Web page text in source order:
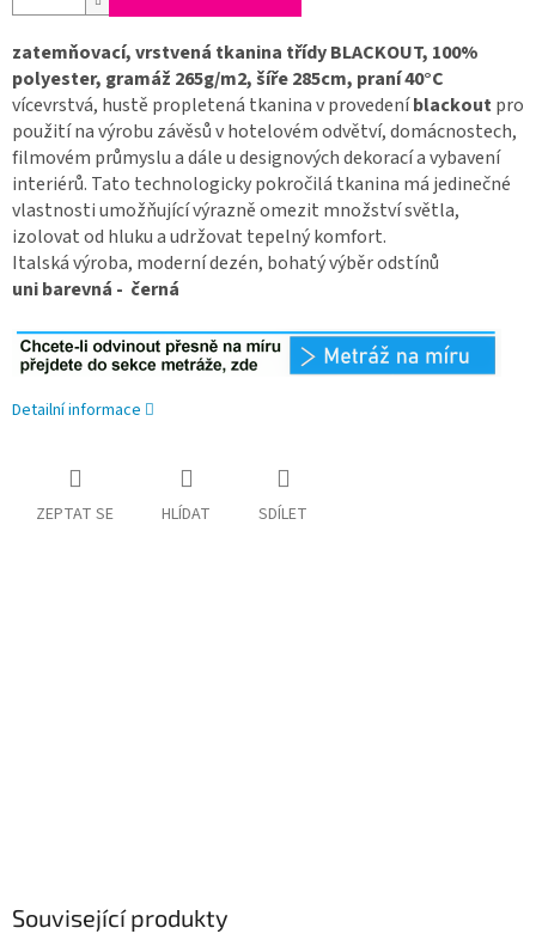
zatemňovací, vrstvená tkanina třídy BLACKOUT, 100%
polyester, gramáž 265g/m2, šíře 285cm, praní 40°C
vícevrstvá, hustě propletená tkanina v provedeníblackoutpro
použití na výrobu závěsů v hotelovém odvětví, domácnostech,
filmovém průmyslu a dále u designových dekorací a vybavení
interiérů. Tato technologicky pokročilá tkanina má jedinečné
vlastnosti umožňující výrazně omezit množství světla,
izolovat od hluku a udržovat tepelný komfort.
Italská výroba, moderní dezén, bohatý výběr odstínů
uni barevná - černá
Detailní informace
ZEPTAT SE HLÍDAT SDÍLET
Související produkty